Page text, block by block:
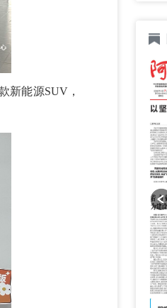
新能源SUV，